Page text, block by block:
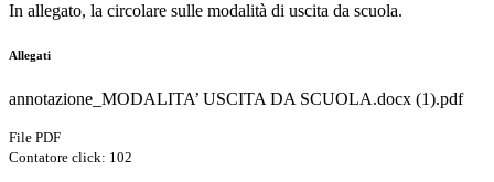
In allegato, la circolare sulle modalità di uscita da scuola.
Allegati
annotazione_MODALITA’ USCITA DA SCUOLA.docx (1).pdf
File PDF
Contatore click: 102